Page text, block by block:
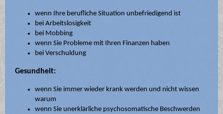
wenn Ihre berufliche Situation unbefriedigend ist
bei Arbeitslosigkeit
bei Mobbing
wenn Sie Probleme mit Ihren Finanzen haben
bei Verschuldung
Gesundheit:
wenn Sie immer wieder krank werden und nicht wissen
warum
wenn Sie unerklärliche psychosomatische Beschwerden